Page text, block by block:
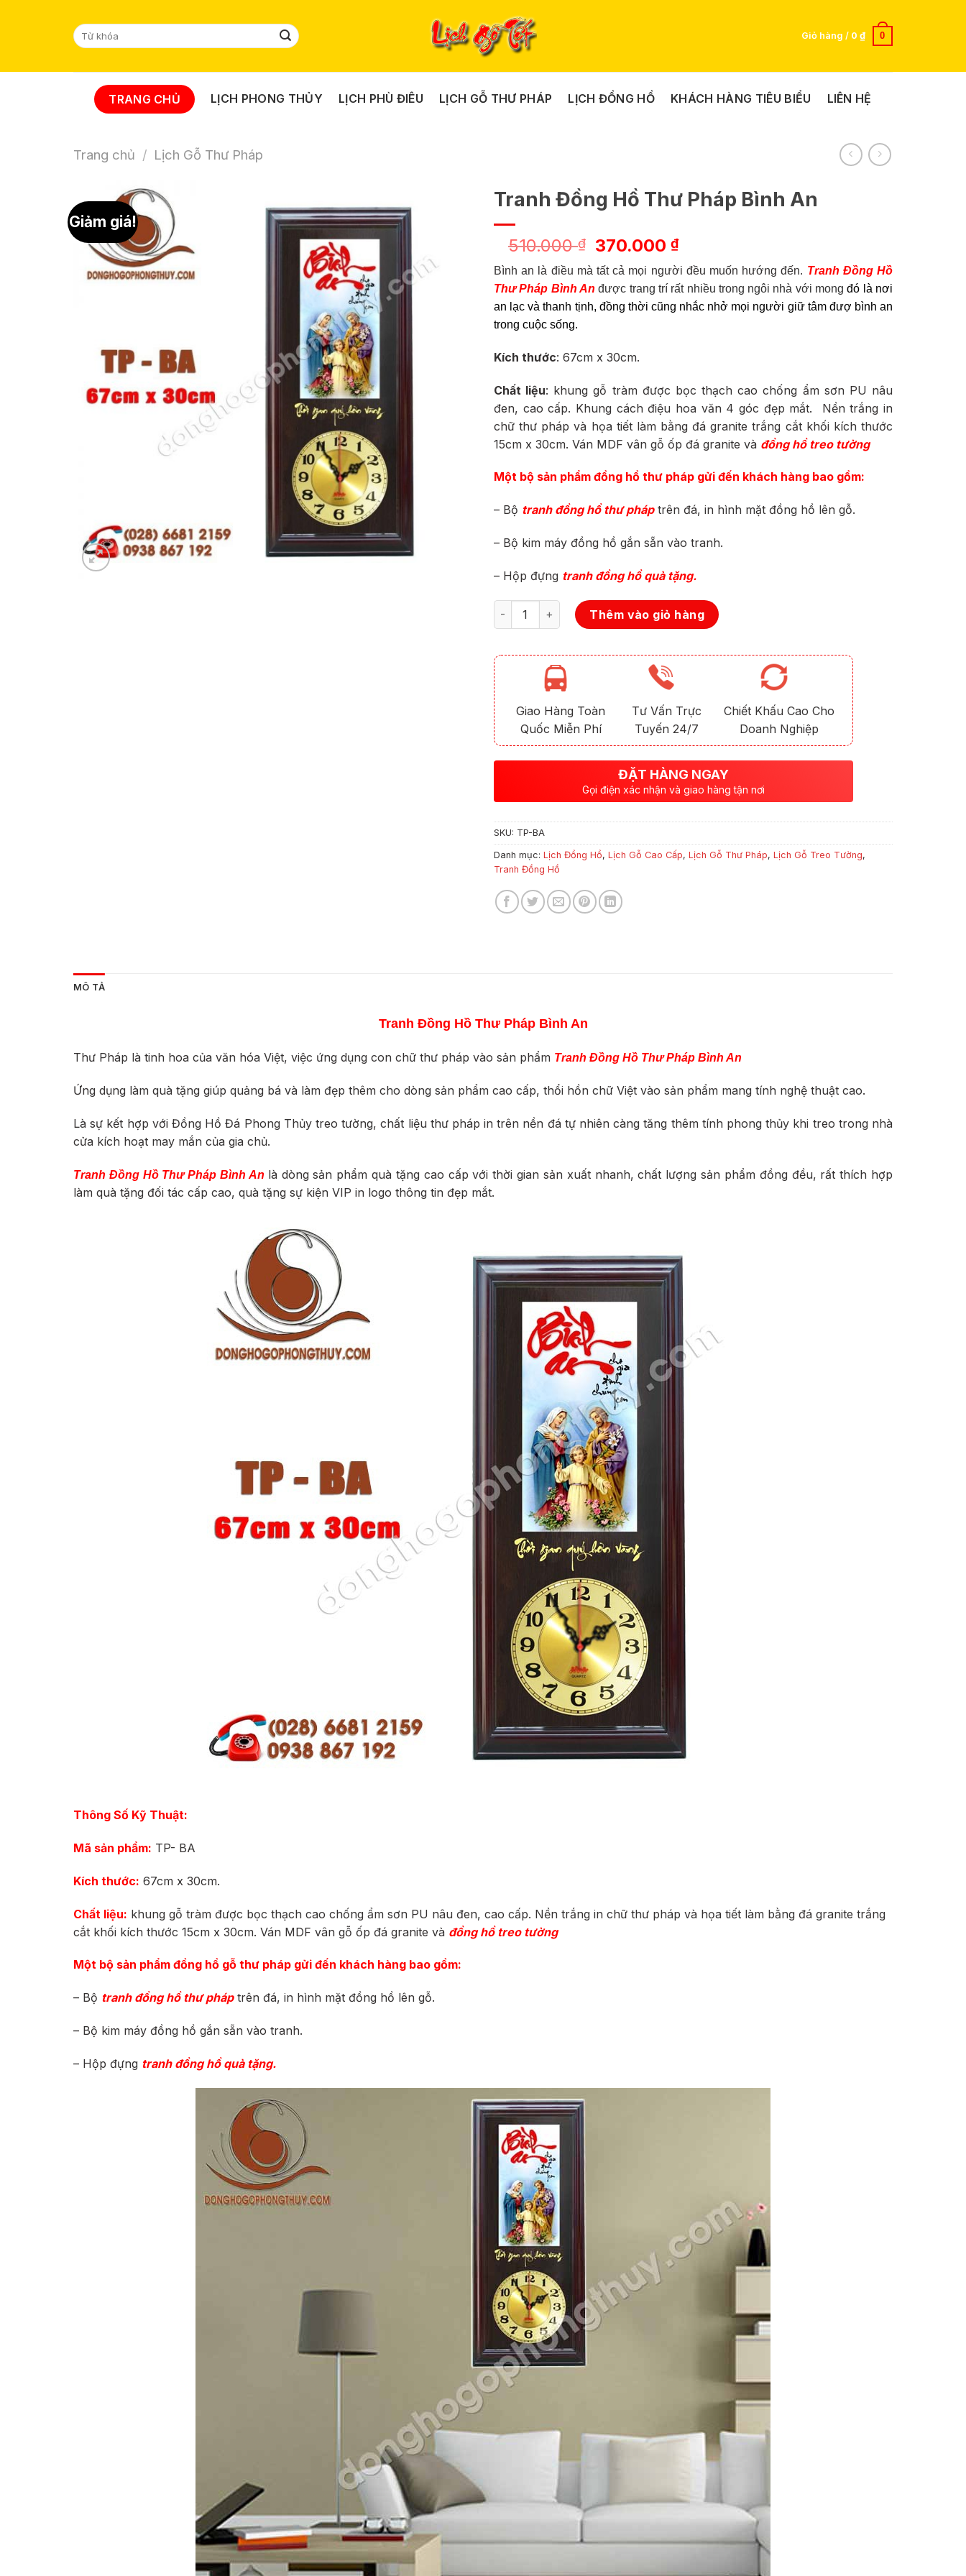
Tìm
kiếm:
Giỏ hàng / 0 ₫ 0
TRANG CHỦ LỊCH PHONG THỦY LỊCH PHÙ ĐIÊU LỊCH GỖ THƯ PHÁP LỊCH ĐỒNG HỒ KHÁCH HÀNG TIÊU BIỂU LIÊN HỆ
Trang chủ / Lịch Gỗ Thư Pháp
Giảm giá!
Tranh Đồng Hồ Thư Pháp Bình An
510.000₫
Giá
gốc
là:
510.000 ₫.
370.000₫Giá
hiện
tại
là:
370.000 ₫.
Bình an là điều mà tất cả mọi người đều muốn hướng đến. Tranh Đồng Hồ
Thư Pháp Bình An được trang trí rất nhiều trong ngôi nhà với mongđó là nơi
an lạc và thanh tịnh, đồng thời cũng nhắc nhở mọi người giữ tâm đượ bình an
trong cuộc sống.
Kích thước: 67cm x 30cm.
Chất liệu: khung gỗ tràm được bọc thạch cao chống ẩm sơn PU nâu
đen, cao cấp. Khung cách điệu hoa văn 4 góc đẹp mắt. Nền trắng in
chữ thư pháp và họa tiết làm bằng đá granite trắng cắt khối kích thước
15cm x 30cm. Ván MDF vân gỗ ốp đá granite và đồng hồ treo tường
Một bộ sản phẩm đồng hồ thư pháp gửi đến khách hàng bao gồm:
– Bộ tranh đồng hồ thư pháptrên đá, in hình mặt đồng hồ lên gỗ.
– Bộ kim máy đồng hồ gắn sẵn vào tranh.
– Hộp đựng tranh đồng hồquà tặng.
Số lượng Thêm vào giỏ hàng
Giao Hàng Toàn
Quốc Miễn Phí
Tư Vấn Trực
Tuyến 24/7
Chiết Khấu Cao Cho
Doanh Nghiệp
ĐẶT HÀNG NGAY
Gọi điện xác nhận và giao hàng tận nơi
SKU: TP-BA
Danh mục: Lịch Đồng Hồ, Lịch Gỗ Cao Cấp, Lịch Gỗ Thư Pháp, Lịch Gỗ Treo Tường,
Tranh Đồng Hồ
MÔ TẢ
Tranh Đồng Hồ Thư Pháp Bình An
Thư Pháp là tinh hoa của văn hóa Việt, việc ứng dụng con chữ thư pháp vào sản phẩm Tranh Đồng Hồ Thư Pháp Bình An
Ứng dụng làm quà tặng giúp quảng bá và làm đẹp thêm cho dòng sản phẩm cao cấp, thổi hồn chữ Việt vào sản phẩm mang tính nghệ thuật cao.
Là sự kết hợp với Đồng Hồ Đá Phong Thủy treo tường, chất liệu thư pháp in trên nền đá tự nhiên càng tăng thêm tính phong thủy khi treo trong nhà
cửa kích hoạt may mắn của gia chủ.
Tranh Đồng Hồ Thư Pháp Bình An là dòng sản phẩm quà tặng cao cấp với thời gian sản xuất nhanh, chất lượng sản phẩm đồng đều, rất thích hợp
làm quà tặng đối tác cấp cao, quà tặng sự kiện VIP in logo thông tin đẹp mắt.
Thông Số Kỹ Thuật:
Mã sản phẩm: TP- BA
Kích thước: 67cm x 30cm.
Chất liệu: khung gỗ tràm được bọc thạch cao chống ẩm sơn PU nâu đen, cao cấp. Nền trắng in chữ thư pháp và họa tiết làm bằng đá granite trắng
cắt khối kích thước 15cm x 30cm. Ván MDF vân gỗ ốp đá granite và đồng hồ treo tường
Một bộ sản phẩm đồng hồ gỗ thư pháp gửi đến khách hàng bao gồm:
– Bộ tranh đồng hồ thư pháptrên đá, in hình mặt đồng hồ lên gỗ.
– Bộ kim máy đồng hồ gắn sẵn vào tranh.
– Hộp đựng tranh đồng hồquà tặng.